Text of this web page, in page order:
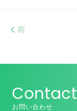
前
Contact
お問い合わせ